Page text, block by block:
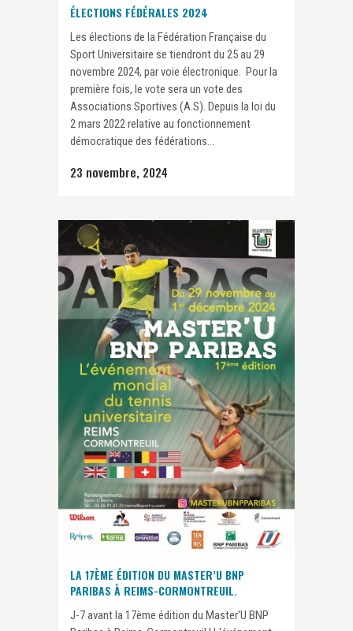
ÉLECTIONS FÉDÉRALES 2024
Les élections de la Fédération Française du
Sport Universitaire se tiendront du 25 au 29
novembre 2024, par voie électronique. Pour la
première fois, le vote sera un vote des
Associations Sportives (A.S). Depuis la loi du
2 mars 2022 relative au fonctionnement
démocratique des fédérations...
23 novembre, 2024
LA 17ÈME ÉDITION DU MASTER’U BNP
PARIBAS À REIMS-CORMONTREUIL.
J-7 avant la 17ème édition du Master'U BNP